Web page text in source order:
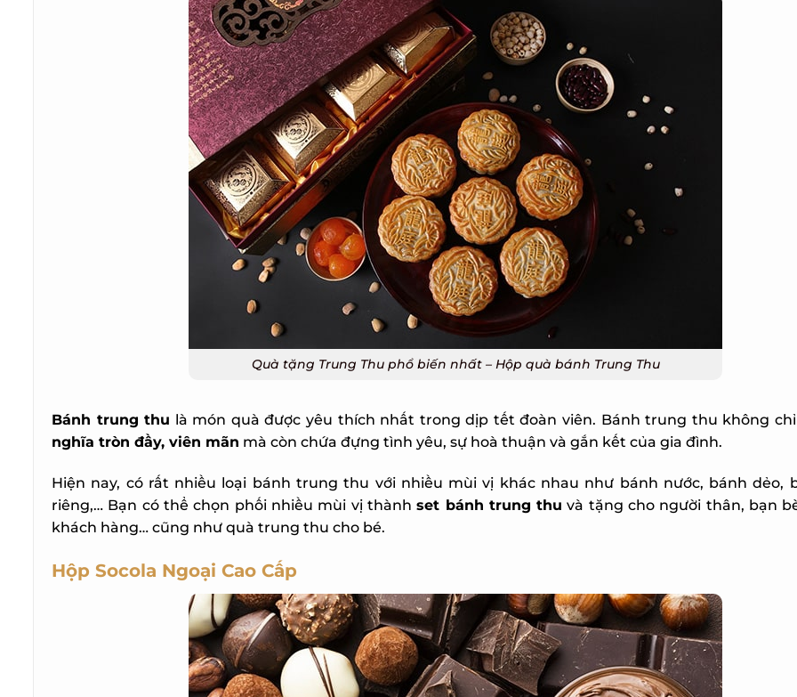
Quà tặng Trung Thu phổ biến nhất – Hộp quà bánh Trung Thu
Bánh trung thulà món quà được yêu thích nhất trong dịp tết đoàn viên. Bánh trung thu không chỉ
nghĩa tròn đầy, viên mãnmà còn chứa đựng tình yêu, sự hoà thuận và gắn kết của gia đình.
Hiện nay, có rất nhiều loại bánh trung thu với nhiều mùi vị khác nhau như bánh nước, bánh dẻo,
riêng,… Bạn có thể chọn phối nhiều mùi vị thànhset bánh trung thuvà tặng cho người thân, bạn
khách hàng… cũng như quà trung thu cho bé.
Hộp Socola Ngoại Cao Cấp